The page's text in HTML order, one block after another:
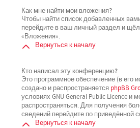
Как мне найти мои вложения?
Чтобы найти список добавленных
перейдите в ваш личный раздел и
«Вложения».
Вернуться к началу
Кто написал эту конференцию?
Это программное обеспечение (в его
создано и распространяется phpBB
условиях GNU General Public Licence и
распространяться. Для получения
сведений перейдите по приведённой
Вернуться к началу